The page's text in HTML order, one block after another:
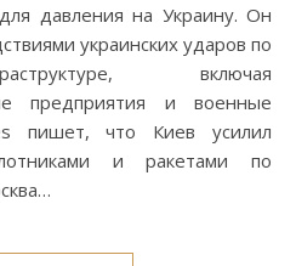
давления на Украину. Он
украинских ударов по
включая
предприятия и военные
пишет, что Киев усилил
и ракетами по